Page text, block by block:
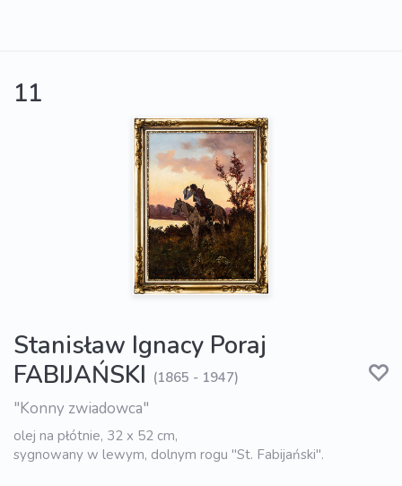
11
Stanisław Ignacy Poraj
FABIJAŃSKI (1865 - 1947)
"Konny zwiadowca"
olej na płótnie, 32 x 52 cm,
sygnowany w lewym, dolnym rogu "St. Fabijański".